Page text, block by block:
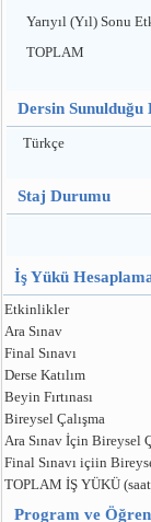
Yarıyıl (Yıl) Sonu
TOPLAM
Dersin Sunulduğu
Türkçe
Staj Durumu
İş Yükü
Etkinlikler
Ara Sınav
Final Sınavı
Derse Katılım
Beyin Fırtınası
Bireysel Çalışma
Ara Sınav İçin Bireysel
Final Sınavı içiin
TOPLAM İŞ YÜKÜ
Program ve